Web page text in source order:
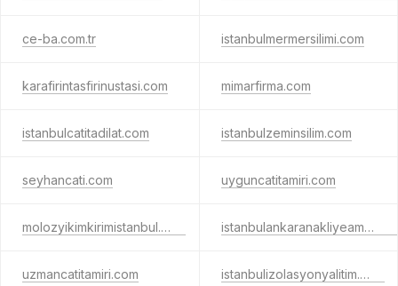
ce-ba.com.tr istanbulmermersilimi.com
karafirintasfirinustasi.com mimarfirma.com
istanbulcatitadilat.com istanbulzeminsilim.com
seyhancati.com uyguncatitamiri.com
molozyikimkirimistanbul.com istanbulankaranakliyeambari.com
uzmancatitamiri.com istanbulizolasyonyalitim.com